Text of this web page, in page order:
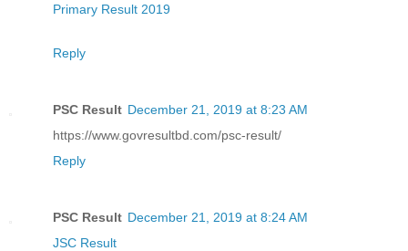
Primary Result 2019
Reply
PSC Result December 21, 2019 at 8:23 AM
https://www.govresultbd.com/psc-result/
Reply
PSC Result December 21, 2019 at 8:24 AM
JSC Result